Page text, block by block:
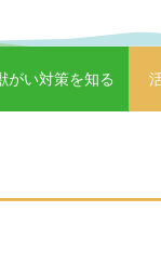
がい対策を知る